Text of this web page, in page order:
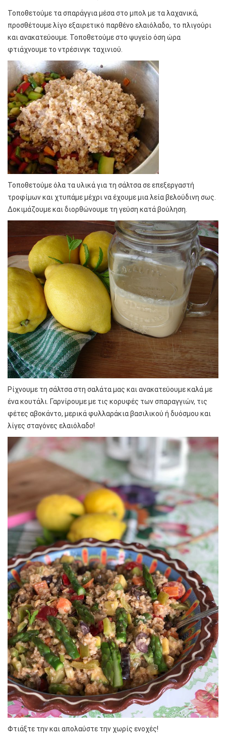
Τοποθετούμε τα σπαράγγια μέσα στο μπολ με τα λαχανικά,
προσθέτουμε λίγο εξαιρετικό παρθένο ελαιόλαδο, το πλιγούρι
και ανακατεύουμε. Τοποθετούμε στο ψυγείο όση ώρα
φτιάχνουμε το ντρέσινγκ ταχινιού.
Τοποθετούμε όλα τα υλικά για τη σάλτσα σε επεξεργαστή
τροφίμων και χτυπάμε μέχρι να έχουμε μια λεία βελούδινη σως.
Δοκιμάζουμε και διορθώνουμε τη γεύση κατά βούληση.
Ρίχνουμε τη σάλτσα στη σαλάτα μας και ανακατεύουμε καλά με
ένα κουτάλι. Γαρνίρουμε με τις κορυφές των σπαραγγιών, τις
φέτες αβοκάντο, μερικά φυλλαράκια βασιλικού ή δυόσμου και
λίγες σταγόνες ελαιόλαδο!
Φτιάξτε την και απολαύστε την χωρίς ενοχές!